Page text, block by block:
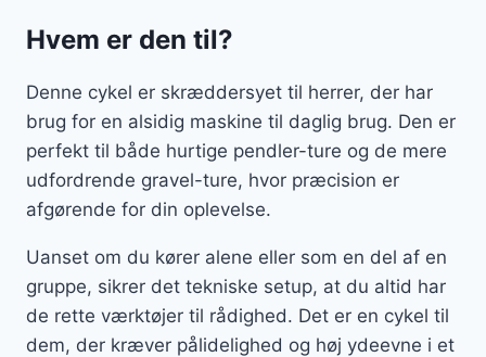
Hvem er den til?
Denne cykel er skræddersyet til herrer, der har
brug for en alsidig maskine til daglig brug. Den er
perfekt til både hurtige pendler-ture og de mere
udfordrende gravel-ture, hvor præcision er
afgørende for din oplevelse.
Uanset om du kører alene eller som en del af en
gruppe, sikrer det tekniske setup, at du altid har
de rette værktøjer til rådighed. Det er en cykel til
dem, der kræver pålidelighed og høj ydeevne i et